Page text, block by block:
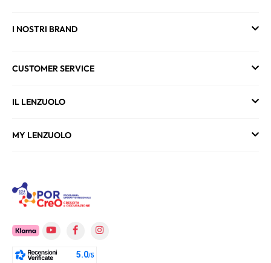
I NOSTRI BRAND
CUSTOMER SERVICE
IL LENZUOLO
MY LENZUOLO